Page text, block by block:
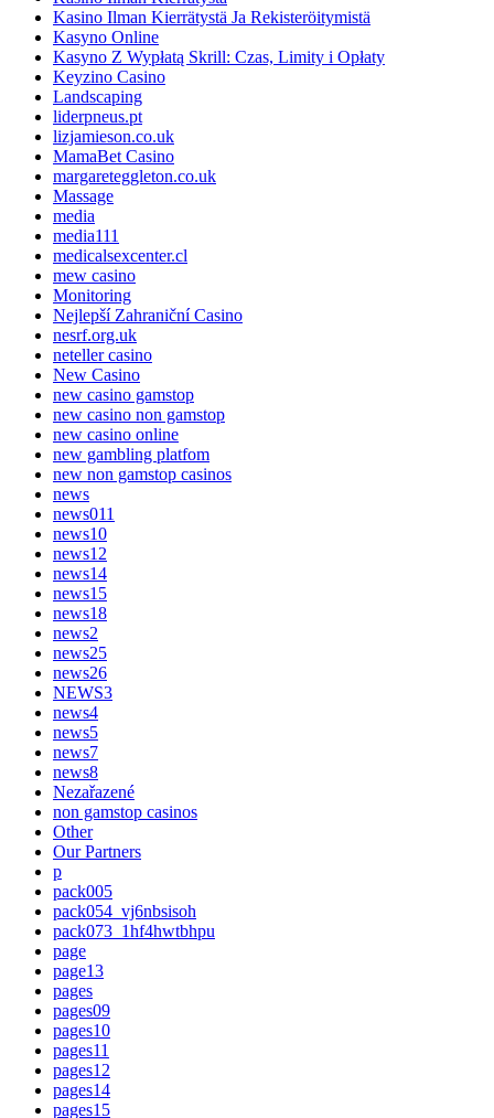
Kasino Ilman Kierrätystä Ja Rekisteröitymistä
Kasyno Online
Kasyno Z Wypłatą Skrill: Czas, Limity i Opłaty
Keyzino Casino
Landscaping
liderpneus.pt
lizjamieson.co.uk
MamaBet Casino
margareteggleton.co.uk
Massage
media
media111
medicalsexcenter.cl
mew casino
Monitoring
Nejlepší Zahraniční Casino
nesrf.org.uk
neteller casino
New Casino
new casino gamstop
new casino non gamstop
new casino online
new gambling platfom
new non gamstop casinos
news
news011
news10
news12
news14
news15
news18
news2
news25
news26
NEWS3
news4
news5
news7
news8
Nezařazené
non gamstop casinos
Other
Our Partners
p
pack005
pack054_vj6nbsisoh
pack073_1hf4hwtbhpu
page
page13
pages
pages09
pages10
pages11
pages12
pages14
pages15